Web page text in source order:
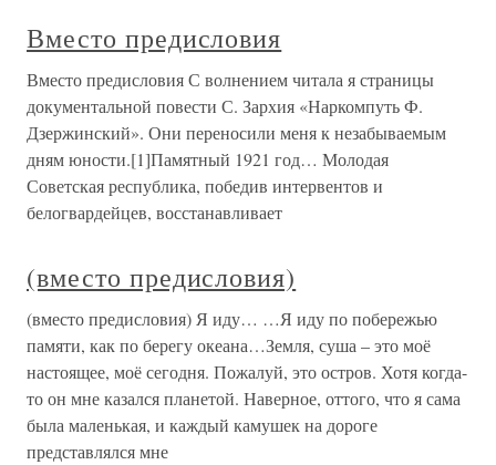
Вместо предисловия
Вместо предисловия С волнением читала я страницы
документальной повести С. Зархия «Наркомпуть Ф.
Дзержинский». Они переносили меня к незабываемым
дням юности.[1]Памятный 1921 год… Молодая
Советская республика, победив интервентов и
белогвардейцев, восстанавливает
(вместо предисловия)
(вместо предисловия) Я иду… …Я иду по побережью
памяти, как по берегу океана…Земля, суша – это моё
настоящее, моё сегодня. Пожалуй, это остров. Хотя когда-
то он мне казался планетой. Наверное, оттого, что я сама
была маленькая, и каждый камушек на дороге
представлялся мне